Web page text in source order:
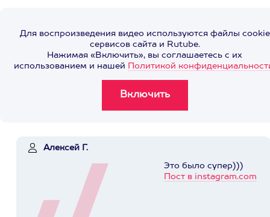
Для воспроизведения видео используются файлы cookie
сервисов сайта и Rutube.
Нажимая «Включить», вы соглашаетесь с их
использованием и нашей Политикой
Алексей Г.
Это было супер)))
Пост в instagram.com